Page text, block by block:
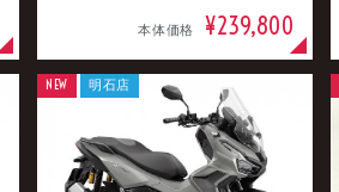
本体価格 ¥239,800
NEW 明石店